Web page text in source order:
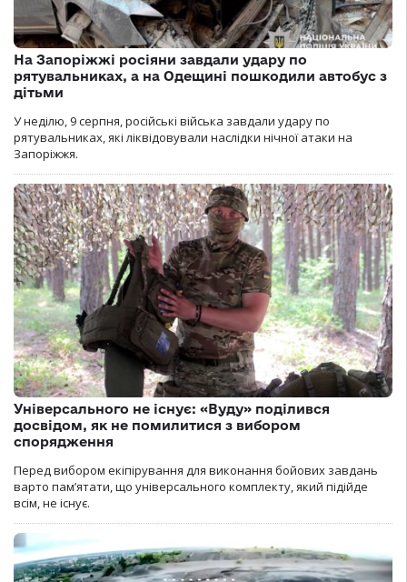
На Запоріжжі росіяни завдали удару по
рятувальниках, а на Одещині пошкодили автобус з
дітьми
У неділю, 9 серпня, російські війська завдали удару по
рятувальниках, які ліквідовували наслідки нічної атаки на
Запоріжжя.
Універсального не існує: «Вуду» поділився
досвідом, як не помилитися з вибором
спорядження
Перед вибором екіпірування для виконання бойових завдань
варто пам’ятати, що універсального комплекту, який підійде
всім, не існує.